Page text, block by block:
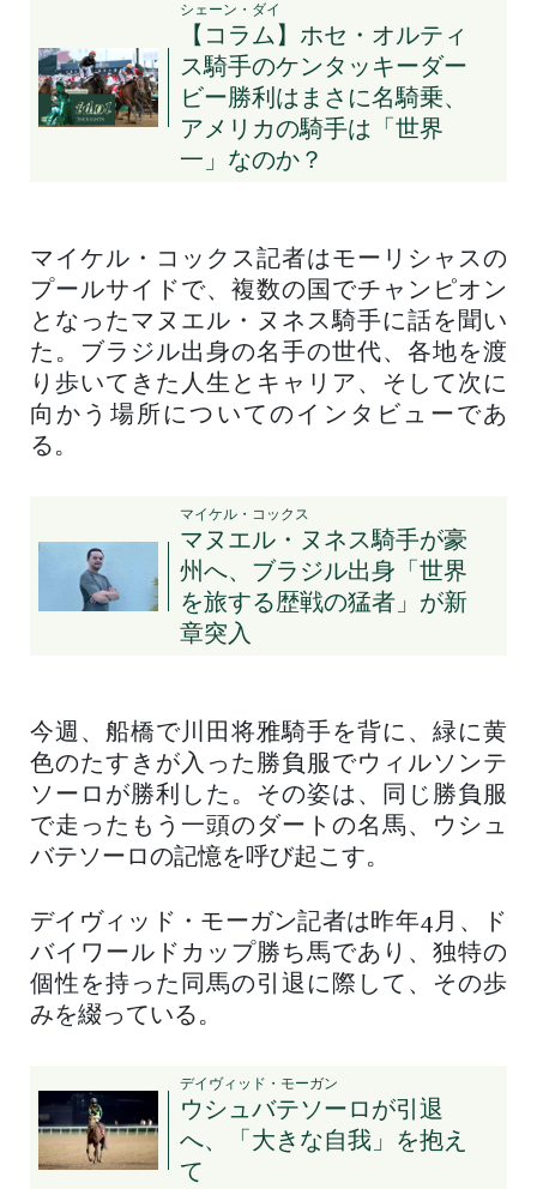
シェーン・ダイ
【コラム】ホセ・オルティ
ス騎手のケンタッキーダー
ビー勝利はまさに名騎乗、
アメリカの騎手は「世界
一」なのか？
マイケル・コックス記者はモーリシャスの
プールサイドで、複数の国でチャンピオン
となったマヌエル・ヌネス騎手に話を聞い
た。ブラジル出身の名手の世代、各地を渡
り歩いてきた人生とキャリア、そして次に
向かう場所についてのインタビューであ
る。
マイケル・コックス
マヌエル・ヌネス騎手が豪
州へ、ブラジル出身「世界
を旅する歴戦の猛者」が新
章突入
今週、船橋で川田将雅騎手を背に、緑に黄
色のたすきが入った勝負服でウィルソンテ
ソーロが勝利した。その姿は、同じ勝負服
で走ったもう一頭のダートの名馬、ウシュ
バテソーロの記憶を呼び起こす。
デイヴィッド・モーガン記者は昨年4月、ド
バイワールドカップ勝ち馬であり、独特の
個性を持った同馬の引退に際して、その歩
みを綴っている。
デイヴィッド・モーガン
ウシュバテソーロが引退
へ、「大きな自我」を抱え
て